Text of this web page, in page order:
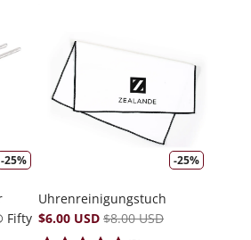
-25%
Fifty
-25%
Uhrenreinigungstuch
$6.00 USD $8.00 USD